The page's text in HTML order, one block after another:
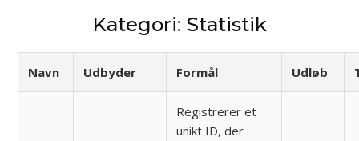
Kategori: Statistik
Navn Udbyder Formål Udløb
Registrerer et
unikt ID, der